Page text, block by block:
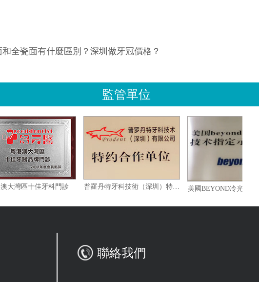
和全瓷面有什麼區別？深圳做牙冠價格？
監管單位
粵港澳大灣區十佳牙科門診 普羅丹特牙科技術（深圳）特約合作單位
聯絡我們